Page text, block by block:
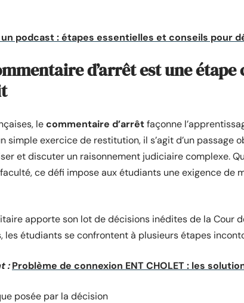
podcast : étapes essentielles et conseils pour
d’arrêt est une étape
lecommentaire d’arrêtfaçonne
simple exercice de restitution, il s’agit d’un passage
et discuter un raisonnement judiciaire complexe.
ce défi impose aux étudiants une exigence de
apporte son lot de décisions inédites de la Cour
les étudiants se confrontent à plusieurs étapes
: Problème de connexion ENT CHOLET : les
posée par la décision